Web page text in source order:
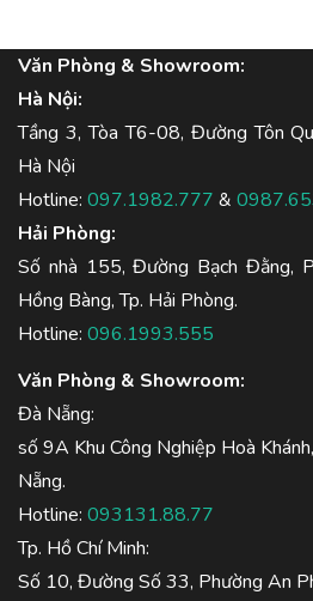
Văn Phòng & Showroom:
Hà Nội:
Tầng 3, Tòa T6-08, Đường Tôn
Hà Nội
Hotline: 097.1982.777 &
Hải Phòng:
Số nhà 155, Đường Bạch Đằng,
Hồng Bàng, Tp. Hải Phòng.
Hotline: 096.1993.555
Văn Phòng & Showroom:
Đà Nẵng:
số 9A Khu Công Nghiệp Hoà
Nẵng.
Hotline: 093131.88.77
Tp. Hồ Chí Minh:
Số 10, Đường Số 33, Phường An